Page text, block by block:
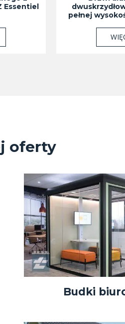
Essentiel
pełnej
oferty
Budki